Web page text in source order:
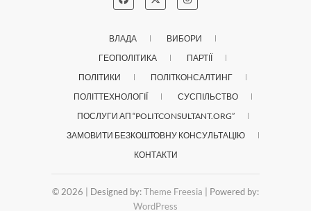
ВЛАДА
ВИБОРИ
ГЕОПОЛІТИКА
ПАРТІЇ
ПОЛІТИКИ
ПОЛІТКОНСАЛТИНГ
ПОЛІТТЕХНОЛОГІЇ
СУСПІЛЬСТВО
ПОСЛУГИ АП “POLITCONSULTANT.ORG”
ЗАМОВИТИ БЕЗКОШТОВНУ КОНСУЛЬТАЦІЮ
КОНТАКТИ
© 2026 | Designed by:Theme Freesia | Powered by:
WordPress